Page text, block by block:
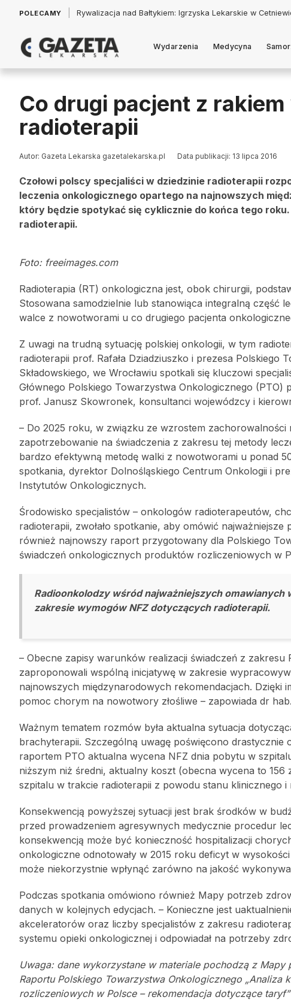
POLECAMY Łukasz Jankowski: Politycy w pogoni za króliczkiem
Wydarzenia Medycyna
Co drugi pacjent z
radioterapii
Autor: Gazeta Lekarska gazetalekarska.pl Data publikacji: 13 lipca 2016
Czołowi polscy specjaliści w dziedzinie radioterapii
leczenia onkologicznego opartego na najnowszych
który będzie spotykać się cyklicznie do końca tego
radioterapii.
Foto: freeimages.com
Radioterapia (RT) onkologiczna jest, obok chirurgii,
Stosowana samodzielnie lub stanowiąca integralną część
walce z nowotworami u co drugiego pacjenta
Z uwagi na trudną sytuację polskiej onkologii, w tym
radioterapii prof. Rafała Dziadziuszko i prezesa
Składowskiego, we Wrocławiu spotkali się kluczowi
Głównego Polskiego Towarzystwa Onkologicznego
prof. Janusz Skowronek, konsultanci wojewódzcy i
– Do 2025 roku, w związku ze wzrostem
zapotrzebowanie na świadczenia z zakresu tej metody
bardzo efektywną metodę walki z nowotworami u ponad
spotkania, dyrektor Dolnośląskiego Centrum Onkologii i
Instytutów Onkologicznych.
Środowisko specjalistów – onkologów radioterapeutów,
radioterapii, zwołało spotkanie, aby omówić
również najnowszy raport przygotowany dla Polskiego
świadczeń onkologicznych produktów rozliczeniowych w
Radioonkolodzy wśród najważniejszych
zakresie wymogów NFZ dotyczących radioterapii.
– Obecne zapisy warunków realizacji świadczeń z
zaproponowali wspólną inicjatywę w zakresie
najnowszych międzynarodowych rekomendacjach. Dzięki
pomoc chorym na nowotwory złośliwe – zapowiada dr
Ważnym tematem rozmów była aktualna sytuacja
brachyterapii. Szczególną uwagę poświęcono drastycznie
raportem PTO aktualna wycena NFZ dnia pobytu w
niższym niż średni, aktualny koszt (obecna wycena to
szpitalu w trakcie radioterapii z powodu stanu klinicznego i
Konsekwencją powyższej sytuacji jest brak środków w
przed prowadzeniem agresywnych medycznie procedur
konsekwencją może być konieczność hospitalizacji
onkologiczne odnotowały w 2015 roku deficyt w
może niekorzystnie wpłynąć zarówno na jakość
Podczas spotkania omówiono również Mapy potrzeb
danych w kolejnych edycjach. – Konieczne jest
akceleratorów oraz liczby specjalistów z zakresu
systemu opieki onkologicznej i odpowiadał na potrzeby
Uwaga: dane wykorzystane w materiale pochodzą z
Raportu Polskiego Towarzystwa Onkologicznego
rozliczeniowych w Polsce – rekomendacja dotyczące